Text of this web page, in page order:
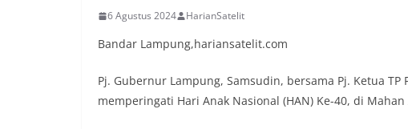
6 Agustus 2024 HarianSatelit
Bandar Lampung,hariansatelit.com
Pj. Gubernur Lampung, Samsudin, bersama Pj. Ketua
memperingati Hari Anak Nasional (HAN) Ke-40, di Mahan